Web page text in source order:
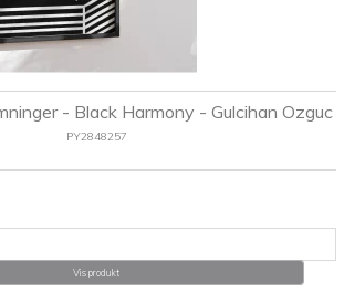
- Black Harmony - Gulcihan Ozguc
PY2848257
Vis produkt